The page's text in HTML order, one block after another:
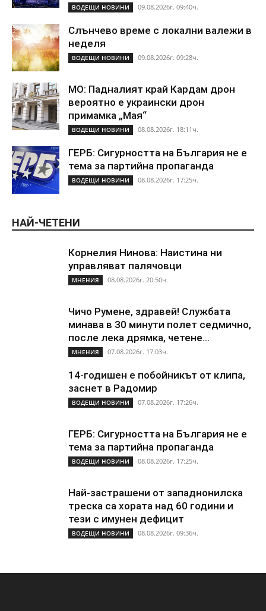
ВОДЕЩИ НОВИНИ 09.08.2026г. 09:40ч.
Слънчево време с локални валежи в
неделя
ВОДЕЩИ НОВИНИ 09.08.2026г. 09:28ч.
МО: Падналият край Кардам дрон
вероятно е украински дрон
примамка „Мая“
ВОДЕЩИ НОВИНИ 08.08.2026г. 18:11ч.
ГЕРБ: Сигурността на България не е
тема за партийна пропаганда
ВОДЕЩИ НОВИНИ 08.08.2026г. 17:25ч.
НАЙ-ЧЕТЕНИ
Корнелия Нинова: Наистина ни
управляват палячовци
МНЕНИЯ 08.08.2026г. 20:50ч.
Чичо Румене, здравей! Службата
минава в 30 минути полет седмично,
после лека дрямка, четене...
МНЕНИЯ 07.08.2026г. 17:03ч.
14-годишен е побойникът от клипа,
заснет в Радомир
ВОДЕЩИ НОВИНИ 07.08.2026г. 17:26ч.
ГЕРБ: Сигурността на България не е
тема за партийна пропаганда
ВОДЕЩИ НОВИНИ 08.08.2026г. 17:25ч.
Най-застрашени от западнонилска
треска са хората над 60 години и
тези с имунен дефицит
ВОДЕЩИ НОВИНИ 08.08.2026г. 09:36ч.